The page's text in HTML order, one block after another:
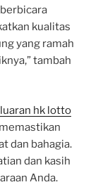
kualitas
yang ramah
tambah
hk lotto
dan bahagia.
dan kasih
Anda.